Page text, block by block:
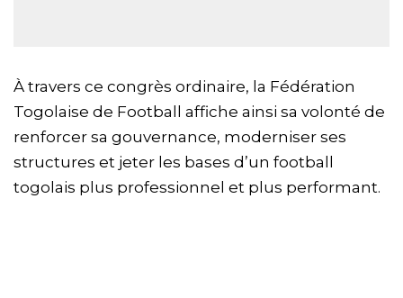
À travers ce congrès ordinaire, la Fédération
Togolaise de Football affiche ainsi sa volonté de
renforcer sa gouvernance, moderniser ses
structures et jeter les bases d’un football
togolais plus professionnel et plus performant.